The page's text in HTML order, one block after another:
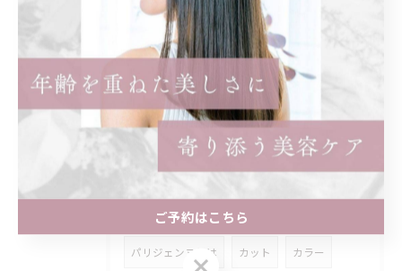
縮毛矯正 どっちがいい
まつげ マツパ 個室 髪型
名古屋市 アジュバン クラスエス
無添加 エイジング 補修
メンズパーマ スパイラル ゆるめ
ツイストパーマ ストレート
パリジェンヌとは カット カラー
ご予約はこちら
ご予約はこちら